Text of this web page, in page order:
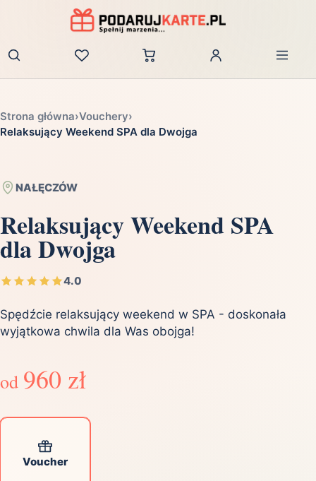
Zaloguj
Strona główna›Vouchery›
Relaksujący Weekend SPA dla Dwojga
NAŁĘCZÓW
Relaksujący Weekend SPA
dla Dwojga
4.0
Spędźcie relaksujący weekend w SPA - doskonała
wyjątkowa chwila dla Was obojga!
od 960 zł
Voucher